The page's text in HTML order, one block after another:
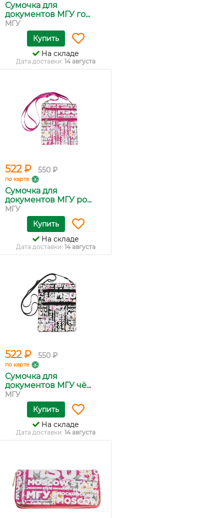
Сумочка для
документов МГУ го...
МГУ
Купить
На складе
Дата доставки: 14 августа
522 ₽ 550 ₽
по карте
Сумочка для
документов МГУ ро...
МГУ
Купить
На складе
Дата доставки: 14 августа
522 ₽ 550 ₽
по карте
Сумочка для
документов МГУ чё...
МГУ
Купить
На складе
Дата доставки: 14 августа